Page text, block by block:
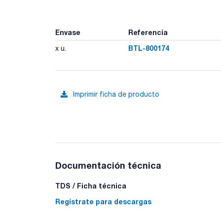
Envase Referencia
x u. BTL-800174
Imprimir ficha de producto
Documentación técnica
TDS / Ficha técnica
Regístrate para descargas